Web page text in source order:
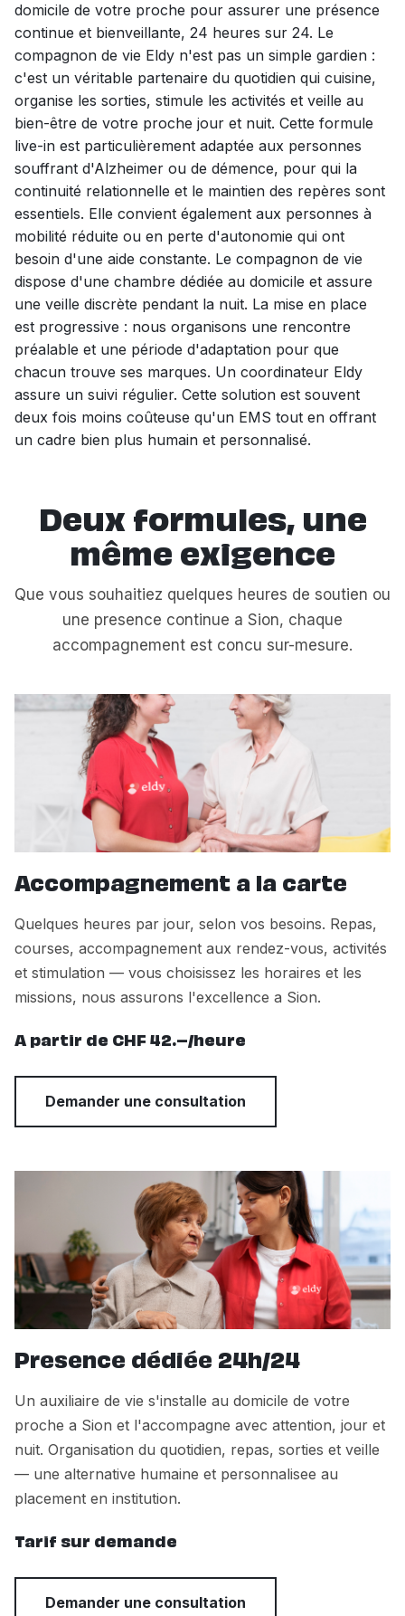
domicile de votre proche pour assurer une présence
continue et bienveillante, 24 heures sur 24. Le
compagnon de vie Eldy n'est pas un simple gardien :
c'est un véritable partenaire du quotidien qui cuisine,
organise les sorties, stimule les activités et veille au
bien-être de votre proche jour et nuit. Cette formule
live-in est particulièrement adaptée aux personnes
souffrant d'Alzheimer ou de démence, pour qui la
continuité relationnelle et le maintien des repères sont
essentiels. Elle convient également aux personnes à
mobilité réduite ou en perte d'autonomie qui ont
besoin d'une aide constante. Le compagnon de vie
dispose d'une chambre dédiée au domicile et assure
une veille discrète pendant la nuit. La mise en place
est progressive : nous organisons une rencontre
préalable et une période d'adaptation pour que
chacun trouve ses marques. Un coordinateur Eldy
assure un suivi régulier. Cette solution est souvent
deux fois moins coûteuse qu'un EMS tout en offrant
un cadre bien plus humain et personnalisé.
Deux formules, une
même exigence
Que vous souhaitiez quelques heures de soutien ou
une presence continue a Sion, chaque
accompagnement est concu sur-mesure.
Accompagnement a la carte
Quelques heures par jour, selon vos besoins. Repas,
courses, accompagnement aux rendez-vous, activités
et stimulation — vous choisissez les horaires et les
missions, nous assurons l'excellence a Sion.
A partir de CHF 42.–/heure
Demander une consultation
Presence dédiée 24h/24
Un auxiliaire de vie s'installe au domicile de votre
proche a Sion et l'accompagne avec attention, jour et
nuit. Organisation du quotidien, repas, sorties et veille
— une alternative humaine et personnalisee au
placement en institution.
Tarif sur demande
Demander une consultation